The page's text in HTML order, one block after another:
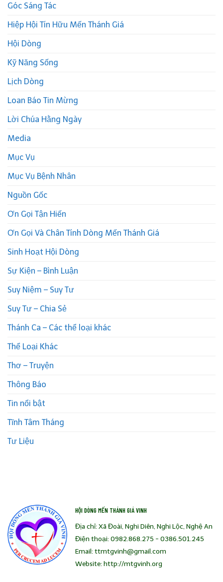
Góc Sáng Tác
Hiệp Hội Tín Hữu Mến Thánh Giá
Hội Dòng
Kỹ Năng Sống
Lịch Dòng
Loan Báo Tin Mừng
Lời Chúa Hằng Ngày
Media
Mục Vụ
Mục Vụ Bệnh Nhân
Nguồn Gốc
Ơn Gọi Tận Hiến
Ơn Gọi Và Chân Tính Dòng Mến Thánh Giá
Sinh Hoạt Hội Dòng
Sự Kiện – Bình Luận
Suy Niệm – Suy Tư
Suy Tư – Chia Sẻ
Thánh Ca – Các thể loại khác
Thể Loại Khác
Thơ – Truyện
Thông Báo
Tin nổi bật
Tĩnh Tâm Tháng
Tư Liệu
HỘI DÒNG MẾN THÁNH GIÁ VINH
Địa chỉ: Xã Đoài, Nghi Diên, Nghi Lộc, Nghệ An
Điện thoại: 0982.868.275 - 0386.501.245
Email: ttmtgvinh@gmail.com
Website: http://mtgvinh.org